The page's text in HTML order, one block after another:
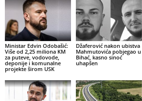
Ministar Edvin Odobašić:
Više od 2,25 miliona KM
za puteve, vodovode,
deponije i komunalne
projekte širom USK
Džaferović nakon ubistva
Mahmutovića pobjegao u
Bihać, kasno sinoć
uhapšen